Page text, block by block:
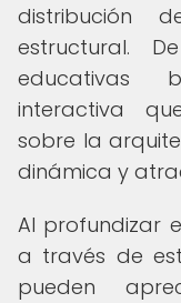
distribución
estructural.
educativas
interactiva
sobre la
dinámica y
Al profundizar
a través de
pueden